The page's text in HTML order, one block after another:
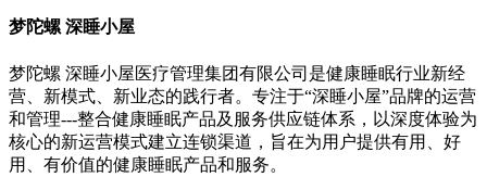
梦陀螺 深睡小屋
梦陀螺 深睡小屋医疗管理集团有限公司是健康睡眠行业新经
营、新模式、新业态的践行者。专注于“深睡小屋”品牌的运营
和管理---整合健康睡眠产品及服务供应链体系，以深度体验为
核心的新运营模式建立连锁渠道，旨在为用户提供有用、好
用、有价值的健康睡眠产品和服务。